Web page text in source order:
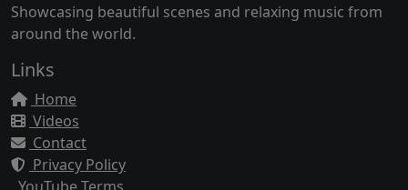
Showcasing beautiful scenes and relaxing music from
around the world.
Links
Home
Videos
Contact
Privacy Policy